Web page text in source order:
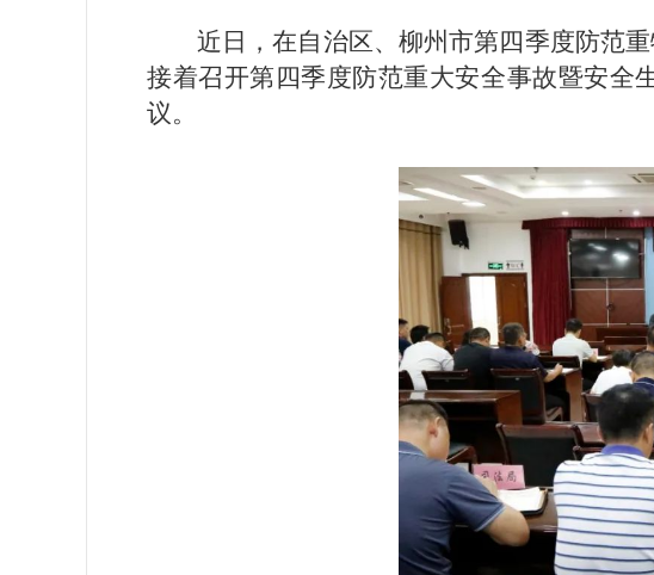
近日，在自治区、柳州市第四季度防范
接着召开第四季度防范重大安全事故暨安全
议。